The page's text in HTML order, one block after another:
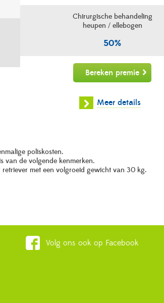
Chirurgische behandeling
heupen / ellebogen
50%
Bereken premie
Meer details
poliskosten.
van de volgende kenmerken.
met een volgroeid gewicht van 30 kg.
Volg ons ook op Facebook